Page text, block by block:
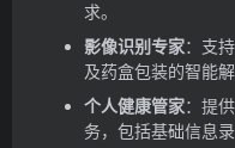
求。
影像识别专家：支
及药盒包装的智能解
个人健康管家：提
务，包括基础信息